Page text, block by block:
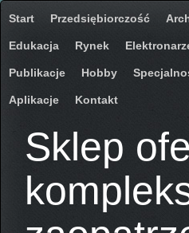
Start Przedsiębiorczość
Edukacja Rynek
Publikacje Hobby
Aplikacje Kontakt
Sklep